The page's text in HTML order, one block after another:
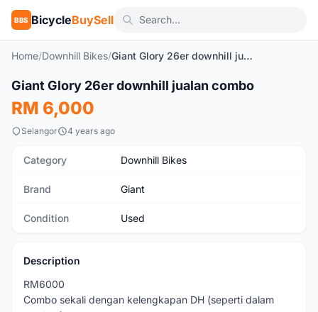
BBS BicycleBuySell
Home/Downhill Bikes/ Giant Glory 26er downhill jualan combo
Used
Giant Glory 26er downhill jualan combo
RM 6,000
Selangor 4 years ago
Category Downhill Bikes
Brand Giant
Condition Used
Description
RM6000
Combo sekali dengan kelengkapan DH (seperti dalam